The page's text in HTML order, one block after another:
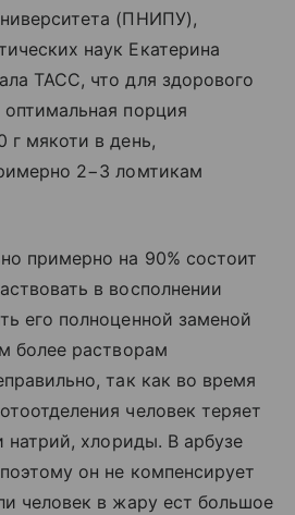
(ПНИПУ),
наук Екатерина
ТАСС, что для здорового
оптимальная порция
г мякоти в день,
2−3 ломтикам
примерно на 90% состоит
в восполнении
его полноценной заменой
более растворам
так как во время
человек теряет
натрий, хлориды. В арбузе
он не компенсирует
человек в жару ест большое